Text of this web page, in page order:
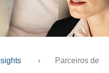
›
Parceiros de